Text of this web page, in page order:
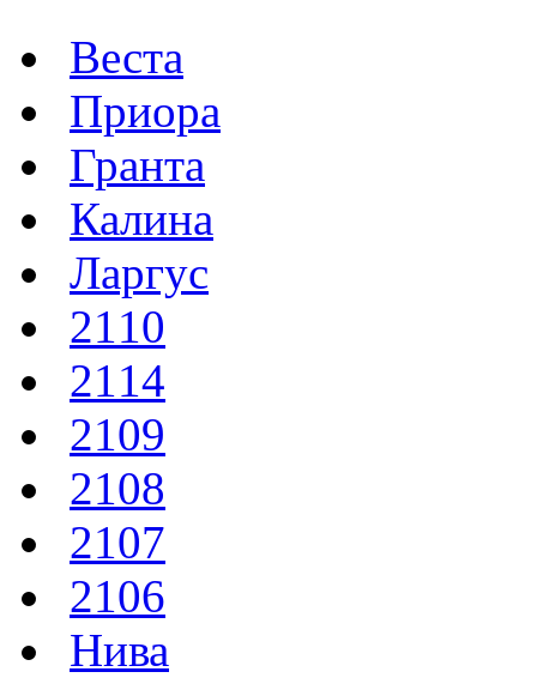
Веста
Приора
Гранта
Калина
Ларгус
2110
2114
2109
2108
2107
2106
Нива